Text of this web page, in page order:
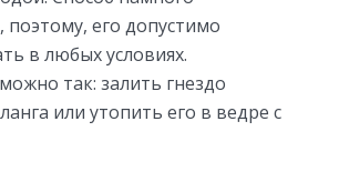
поэтому, его допустимо
в любых условиях.
так: залить гнездо
или утопить его в ведре с